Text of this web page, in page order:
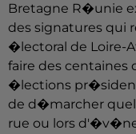
Bretagne R�unie
des signatures qui
�lectoral de Loire-
faire des
�lections
de d�marcher
rue ou lors